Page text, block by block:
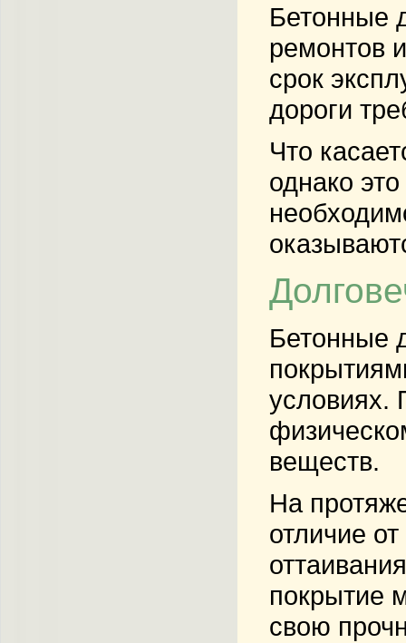
Бетонные
ремонтов
срок
дороги
Что
однако
Бетонные
условиях.
веществ.
На
отличие
покрытие
свою